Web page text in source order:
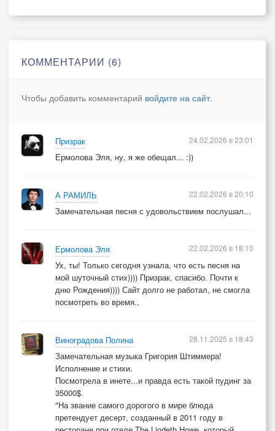
КОММЕНТАРИИ (6)
Чтобы добавить комментарий войдите на сайт.
Призрак
Ермолова Эля, ну, я же обещал... :))
24.02.2026 в 23:01
А РАМИЛЬ
Замечательная песня с удовольствием послушал...
22.02.2026 в 20:10
Ермолова Эля
Ух, ты! Только сегодня узнала, что есть песня на
мой шуточный стих)))) Призрак, спасибо. Почти к
дню Рождения)))) Сайт долго не работал, не смогла
посмотреть во время..
22.02.2026 в 18:10
Виноградова Полина
Замечательная музыка Григория Штиммера!
Исполнение и стихи.
Посмотрела в инете...и правда есть такой пудинг за
35000$.
"На звание самого дорогого в мире блюда
претендует десерт, созданный в 2011 году в
28.11.2025 в 18:43